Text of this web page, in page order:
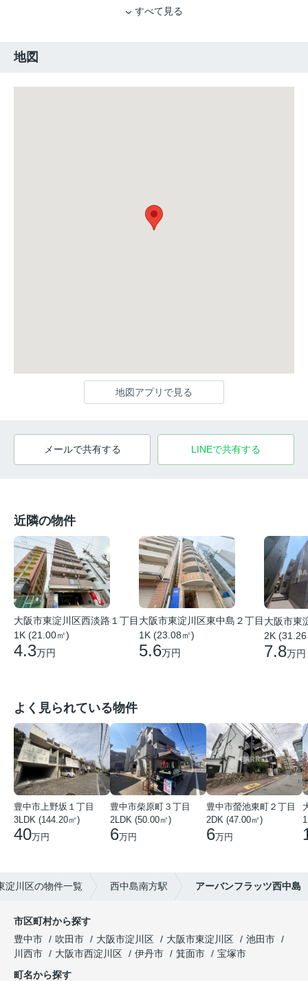
すべて見る
地図
地図アプリで見る
メールで共有する LINEで共有する
近隣の物件
大阪市東淀川区西淡路１丁目
1K (21.00㎡)
4.3万円
大阪市東淀川区東中島２丁目
1K (23.08㎡)
5.6万円
大阪市東
2K
7.8万円
よく見られている物件
豊中市上野坂１丁目
3LDK (144.20㎡)
40万円
豊中市柴原町３丁目
2LDK (50.00㎡)
6万円
豊中市螢池東町２丁目
2DK (47.00㎡)
6万円
淀川区の物件一覧 西中島南方駅 アーバンフラッツ西中島
市区町村から探す
豊中市
吹田市 大阪市淀川区 大阪市東淀川区
池田市
川西市
大阪市西淀川区 伊丹市 箕面市
宝塚市
町名から探す